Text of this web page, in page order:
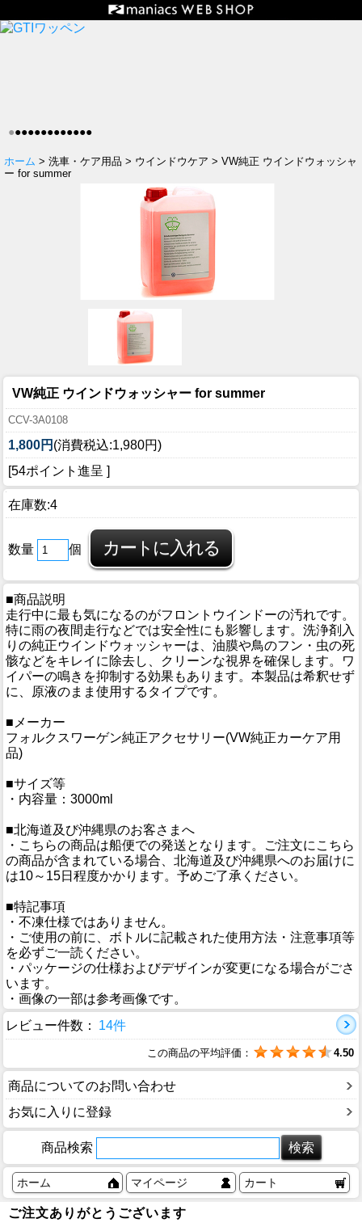
●●●●●●●●●●●●●
ホーム > 洗車・ケア用品 > ウインドウケア > VW純正 ウインドウォッシャ
ー for summer
VW純正 ウインドウォッシャー for summer
CCV-3A0108
1,800円 (消費税込:1,980円)
[54ポイント進呈 ]
在庫数:4
数量 個
■商品説明
走行中に最も気になるのがフロントウインドーの汚れです。
特に雨の夜間走行などでは安全性にも影響します。洗浄剤入
りの純正ウインドウォッシャーは、油膜や鳥のフン・虫の死
骸などをキレイに除去し、クリーンな視界を確保します。ワ
イパーの鳴きを抑制する効果もあります。本製品は希釈せず
に、原液のまま使用するタイプです。
■メーカー
フォルクスワーゲン純正アクセサリー(VW純正カーケア用
品)
■サイズ等
・内容量：3000ml
■北海道及び沖縄県のお客さまへ
・こちらの商品は船便での発送となります。ご注文にこちら
の商品が含まれている場合、北海道及び沖縄県へのお届けに
は10～15日程度かかります。予めご了承ください。
■特記事項
・不凍仕様ではありません。
・ご使用の前に、ボトルに記載された使用方法・注意事項等
を必ずご一読ください。
・パッケージの仕様およびデザインが変更になる場合がごさ
います。
・画像の一部は参考画像です。
レビュー件数：
14件
この商品の平均評価： 4.50
商品についてのお問い合わせ
お気に入りに登録
商品検索
ホーム マイページ カート
ご注文ありがとうございます